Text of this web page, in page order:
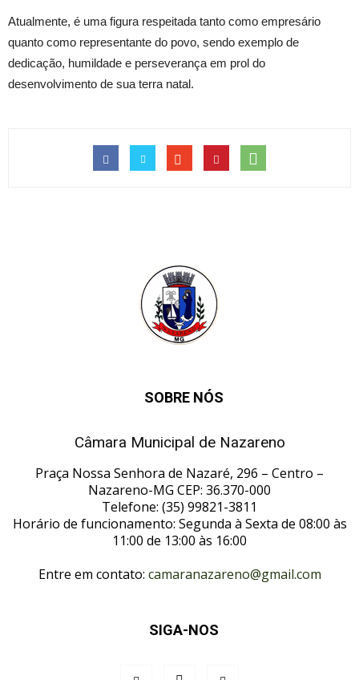
Atualmente, é uma figura respeitada tanto como empresário
quanto como representante do povo, sendo exemplo de
dedicação, humildade e perseverança em prol do
desenvolvimento de sua terra natal.
SOBRE NÓS
Câmara Municipal de Nazareno
Praça Nossa Senhora de Nazaré, 296 – Centro –
Nazareno-MG CEP: 36.370-000
Telefone: (35) 99821-3811
Horário de funcionamento: Segunda à Sexta de 08:00 às
11:00 de 13:00 às 16:00
Entre em contato: camaranazareno@gmail.com
SIGA-NOS